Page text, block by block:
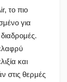
το πιο
για
και
στις θερμές